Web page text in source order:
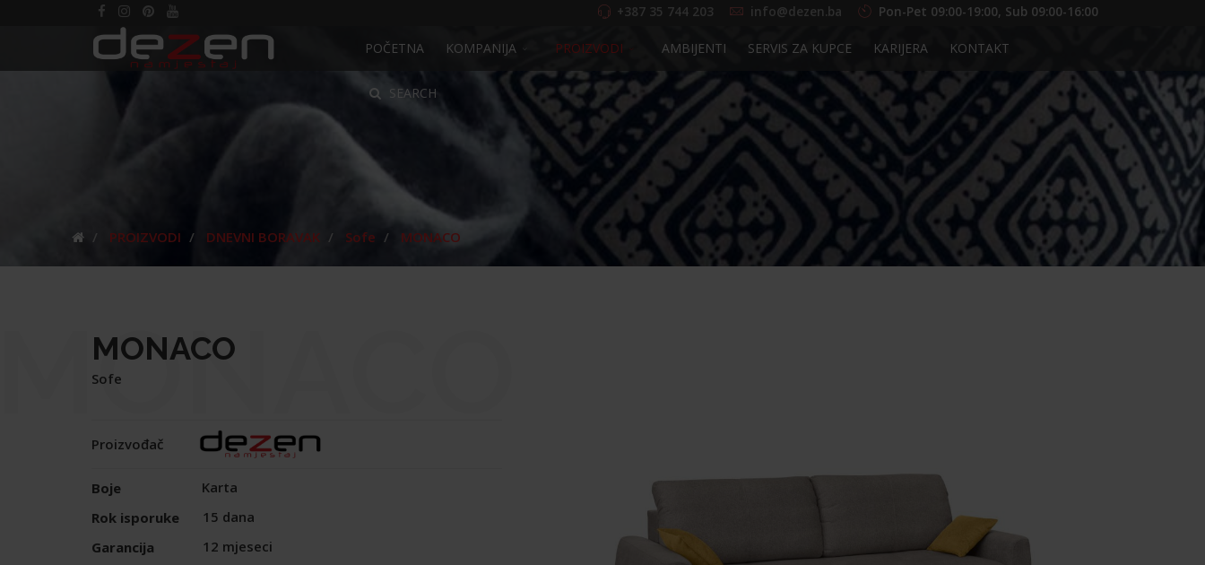
POČETNA KOMPANIJA PROIZVODI AMBIJENTI SERVIS ZA KUPCE KARIJERA KONTAKT
SEARCH
+387 35 744 203 info@dezen.ba Pon-Pet 09:00-19:00, Sub 09:00-16:00
PROIZVODI DNEVNI BORAVAK Sofe MONACO
MONACO
Sofe
Proizvođač
Boje
Karta
Rok isporuke
15 dana
Garancija
12 mjeseci